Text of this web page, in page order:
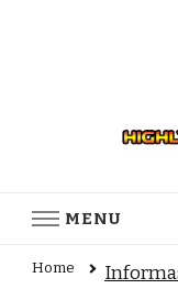
Penderita
MENU
Home